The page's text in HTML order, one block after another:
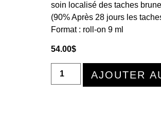
soin localisé des taches
(90% Après 28 jours les
Format : roll-on 9 ml
54.00$
AJOUTER